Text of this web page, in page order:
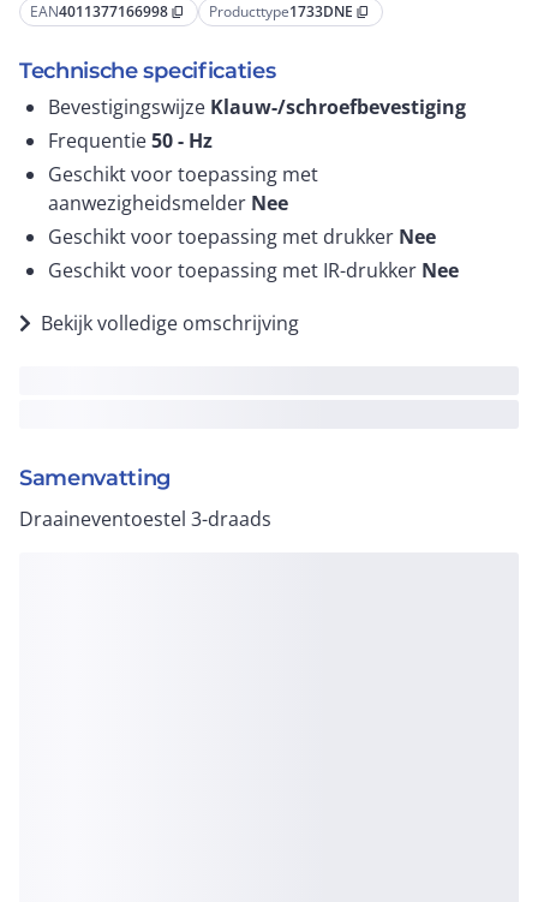
EAN4011377166998 content_copy Producttype1733DNE content_copy
Technische specificaties
Bevestigingswijze Klauw-/schroefbevestiging
Frequentie50 - Hz
Geschikt voor toepassing met
aanwezigheidsmelder Nee
Geschikt voor toepassing met drukker Nee
Geschikt voor toepassing met IR-drukker Nee
Bekijk volledige omschrijving
Samenvatting
Draaineventoestel 3-draads